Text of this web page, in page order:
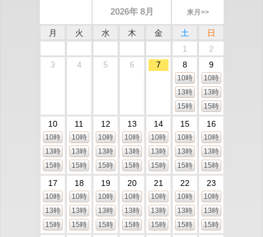
2026年 8月 来月>>
月 火 水 木 金 土
日
1
2
3
4 5 6 7 8
10時
13時
15時
9
10時
13時
15時
10
10時
13時
15時
11
10時
13時
15時
12
10時
13時
15時
13
10時
13時
15時
14
10時
13時
15時
15
10時
13時
15時
16
10時
13時
15時
17
10時
13時
15時
18
10時
13時
15時
19
10時
13時
15時
20
10時
13時
15時
21
10時
13時
15時
22
10時
13時
15時
23
10時
13時
15時